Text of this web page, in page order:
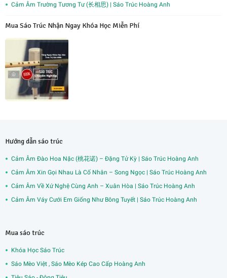
Cảm Âm Trường Tương Tư (长相思) | Sáo Trúc Hoàng Anh
Mua Sáo Trúc Nhận Ngay Khóa Học Miễn Phí
Hướng dẫn sáo trúc
Cảm Âm Đào Hoa Nặc (桃花诺) – Đặng Tử Kỳ | Sáo Trúc Hoàng Anh
Cảm Âm Xin Gọi Nhau Là Cố Nhân – Song Ngọc | Sáo Trúc Hoàng Anh
Cảm Âm Về Xứ Nghệ Cùng Anh – Xuân Hòa | Sáo Trúc Hoàng Anh
Cảm Âm Váy Cưới Em Giống Như Bông Tuyết | Sáo Trúc Hoàng Anh
Mua sáo trúc
Khóa Học Sáo Trúc
Sáo Mèo Việt , Sáo Mèo Kép Cao Cấp Hoàng Anh